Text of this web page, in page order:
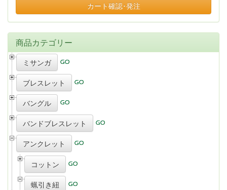
カート確認･発注
商品カテゴリー
ミサンガ
ブレスレット
バングル
バンドブレスレット
アンクレット
コットン
蝋引き紐